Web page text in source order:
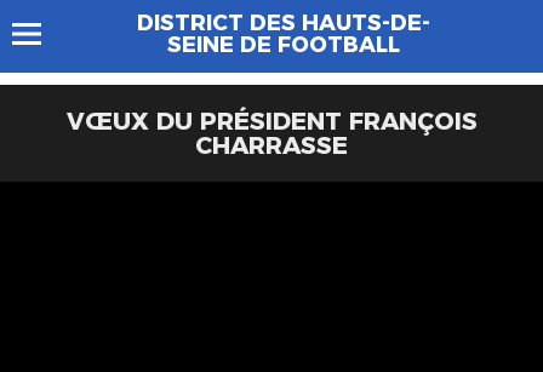
DISTRICT DES HAUTS-DE-
SEINE DE FOOTBALL
VŒUX DU PRÉSIDENT FRANÇOIS
CHARRASSE